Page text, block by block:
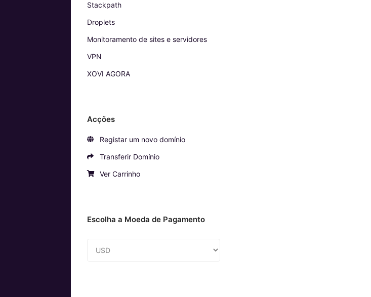
Stackpath
Droplets
Monitoramento de sites e servidores
VPN
XOVI AGORA
Acções
Registar um novo domínio
Transferir Domínio
Ver Carrinho
Escolha a Moeda de Pagamento